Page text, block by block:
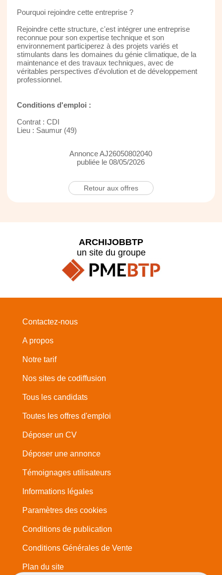
Pourquoi rejoindre cette entreprise ?
Rejoindre cette structure, c'est intégrer une entreprise
reconnue pour son expertise technique et son
environnement participerez à des projets variés et
stimulants dans les domaines du génie climatique, de la
maintenance et des travaux techniques, avec de
véritables perspectives d'évolution et de développement
professionnel.
Conditions d'emploi :
Contrat : CDI
Lieu : Saumur (49)
Annonce AJ26050802040
publiée le 08/05/2026
Retour aux offres
ARCHIJOBBTP
un site du groupe
Contactez-nous
A propos
Notre tarif
Nos sites de codiffusion
Tous les candidats
Toutes les offres d'emploi
Déposer un CV
Déposer une annonce
Témoignages utilisateurs
Informations légales
Paramètres des cookies
Conditions de publication
Conditions Générales de Vente
Plan du site